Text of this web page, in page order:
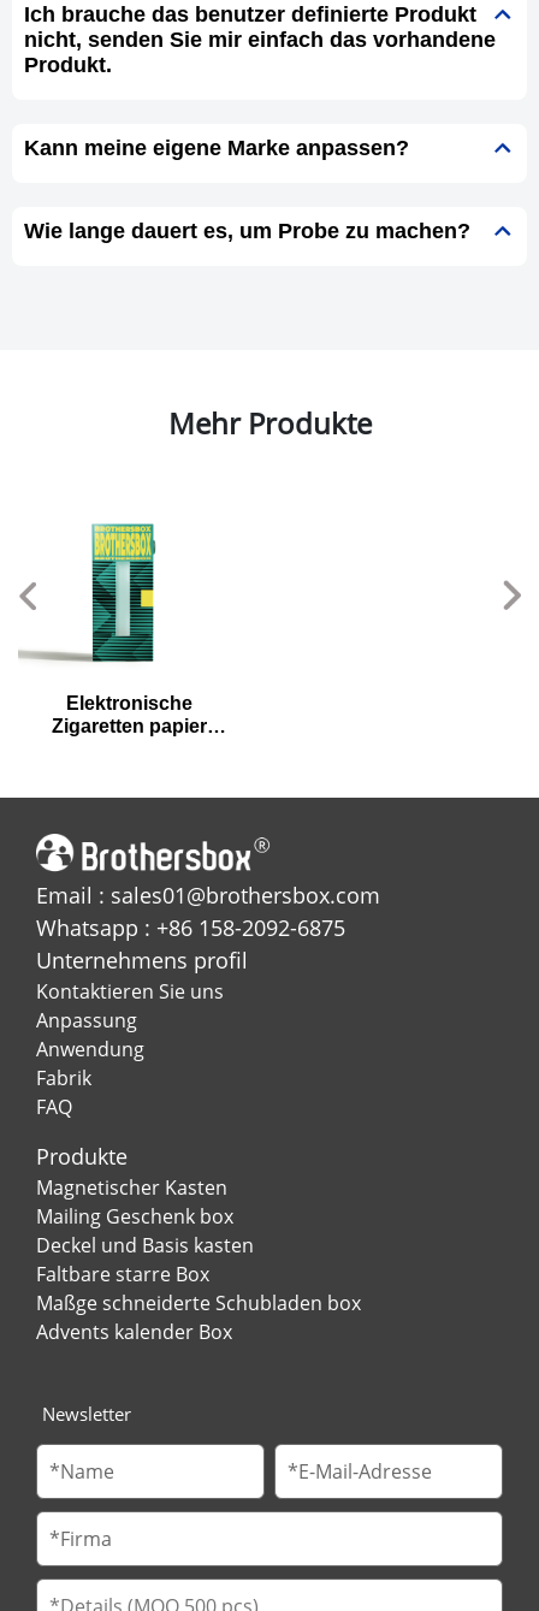
Ich brauche das benutzer definierte Produkt
nicht, senden Sie mir einfach das vorhandene
Produkt.
Kann meine eigene Marke anpassen?
Wie lange dauert es, um Probe zu machen?
Mehr Produkte
Elektronische
Zigaretten papier
Email : sales01@brothersbox.com
Whatsapp : +86 158-2092-6875
Unternehmens profil
Kontaktieren Sie uns
Anpassung
Anwendung
Fabrik
FAQ
Produkte
Magnetischer Kasten
Mailing Geschenk box
Deckel und Basis kasten
Faltbare starre Box
Maßge schneiderte Schubladen box
Advents kalender Box
Newsletter